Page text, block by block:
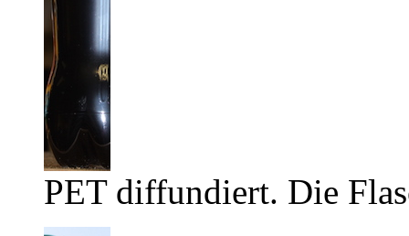
PET diffundiert. Die